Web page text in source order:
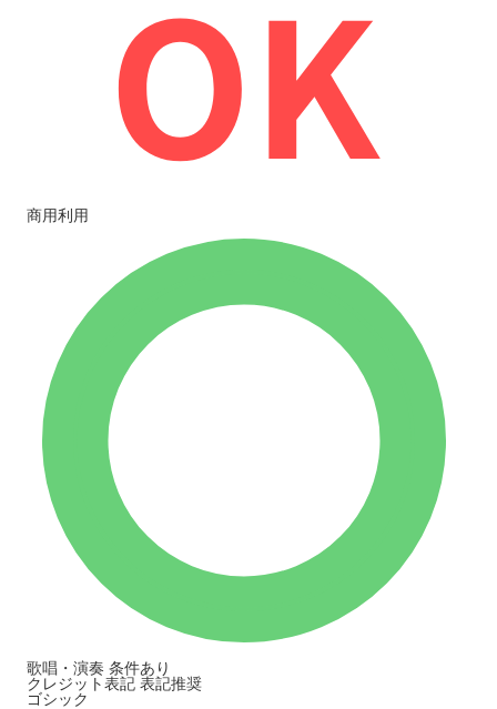
商用利用
歌唱・演奏 条件あり
クレジット表記 表記推奨
ゴシック